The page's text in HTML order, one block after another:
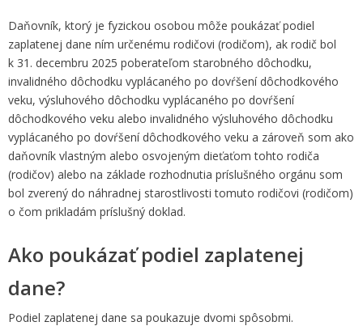
Daňovník, ktorý je fyzickou osobou môže poukázať podiel
zaplatenej dane ním určenému rodičovi (rodičom), ak rodič bol
k 31. decembru 2025 poberateľom starobného dôchodku,
invalidného dôchodku vyplácaného po dovŕšení dôchodkového
veku, výsluhového dôchodku vyplácaného po dovŕšení
dôchodkového veku alebo invalidného výsluhového dôchodku
vyplácaného po dovŕšení dôchodkového veku a zároveň som ako
daňovník vlastným alebo osvojeným dieťaťom tohto rodiča
(rodičov) alebo na základe rozhodnutia príslušného orgánu som
bol zverený do náhradnej starostlivosti tomuto rodičovi (rodičom)
o čom prikladám príslušný doklad.
Ako poukázať podiel zaplatenej
dane?
Podiel zaplatenej dane sa poukazuje dvomi spôsobmi.